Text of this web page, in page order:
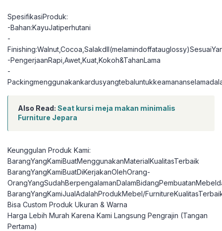
SpesifikasiProduk:
-Bahan:KayuJatiperhutani
-
-PengerjaanRapi,Awet,Kuat,Kokoh&TahanLama
-
Also Read: Seat kursi meja makan minimalis
Furniture Jepara
Keunggulan Produk Kami:
BarangYangKamiBuatMenggunakanMaterialKualitasTerbaik
BarangYangKamiBuatDiKerjakanOlehOrang-
BarangYangKamiJualAdalahProdukMebel/
Bisa Custom Produk Ukuran & Warna
Harga Lebih Murah Karena Kami Langsung Pengrajin (Tangan
Pertama)